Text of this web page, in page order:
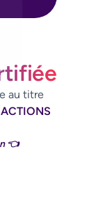
au titre
ACTIONS
👈